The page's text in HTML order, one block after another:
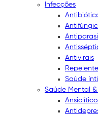
Infecções
Antivirais
Saúde
Saúde Mental